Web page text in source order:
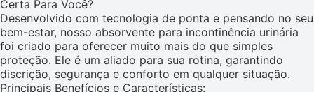
Certa Para Você?
Desenvolvido com tecnologia de ponta e pensando no seu
bem-estar, nosso absorvente para incontinência urinária
foi criado para oferecer muito mais do que simples
proteção. Ele é um aliado para sua rotina, garantindo
discrição, segurança e conforto em qualquer situação.
Principais Benefícios e Características: